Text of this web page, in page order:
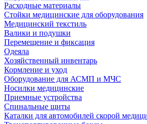
Расходные материалы
Стойки медицинские для оборудования
Медицинский текстиль
Валики и подушки
Перемещение и фиксация
Одеяла
Хозяйственный инвентарь
Кормление и уход
Оборудование для АСМП и МЧС
Носилки медицинские
Приемные устройства
Спинальные щиты
Каталки для автомобилей скорой